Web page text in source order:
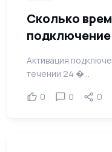
Сколько
Активация
течении 24 �...
0
0 0